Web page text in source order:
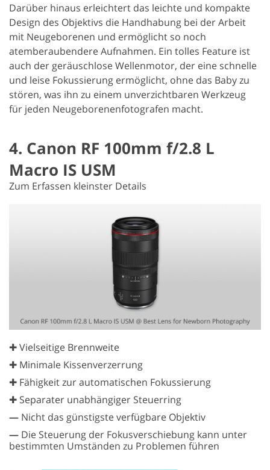
Darüber hinaus erleichtert das leichte und kompakte
Design des Objektivs die Handhabung bei der Arbeit
mit Neugeborenen und ermöglicht so noch
atemberaubendere Aufnahmen. Ein tolles Feature ist
auch der geräuschlose Wellenmotor, der eine schnelle
und leise Fokussierung ermöglicht, ohne das Baby zu
stören, was ihn zu einem unverzichtbaren Werkzeug
für jeden Neugeborenenfotografen macht.
4. Canon RF 100mm f/2.8 L
Macro IS USM
Zum Erfassen kleinster Details
✚ Vielseitige Brennweite
✚ Minimale Kissenverzerrung
✚ Fähigkeit zur automatischen Fokussierung
✚ Separater unabhängiger Steuerring
— Nicht das günstigste verfügbare Objektiv
— Die Steuerung der Fokusverschiebung kann unter
bestimmten Umständen zu Problemen führen